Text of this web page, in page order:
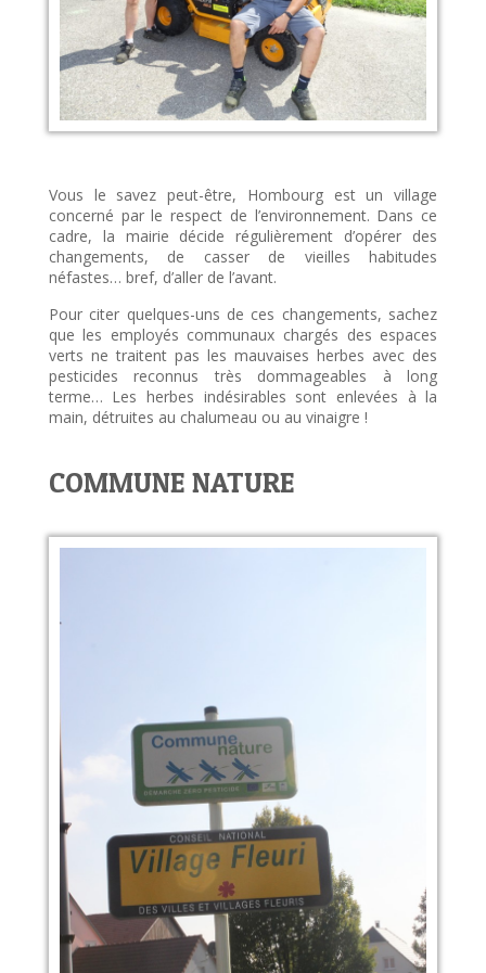
Vous le savez peut-être, Hombourg est un village
concerné par le respect de l’environnement. Dans ce
cadre, la mairie décide régulièrement d’opérer des
changements, de casser de vieilles habitudes
néfastes… bref, d’aller de l’avant.
Pour citer quelques-uns de ces changements, sachez
que les employés communaux chargés des espaces
verts ne traitent pas les mauvaises herbes avec des
pesticides reconnus très dommageables à long
terme… Les herbes indésirables sont enlevées à la
main, détruites au chalumeau ou au vinaigre !
COMMUNE NATURE